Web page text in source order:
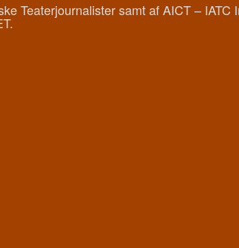
Teaterjournalister samt af AICT –